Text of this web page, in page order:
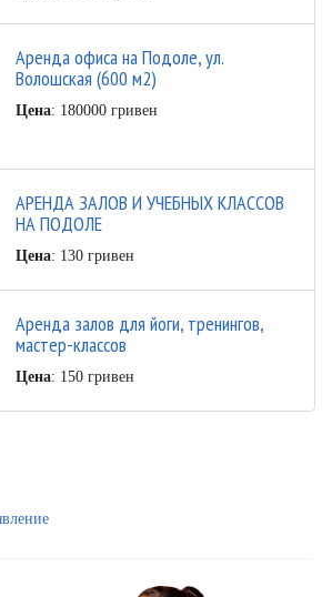
Аренда офиса на Подоле, ул.
Волошская (600 м2)
Цена: 180000 гривен
АРЕНДА ЗАЛОВ И УЧЕБНЫХ КЛАССОВ
НА ПОДОЛЕ
Цена: 130 гривен
Аренда залов для йоги, тренингов,
мастер-классов
Цена: 150 гривен